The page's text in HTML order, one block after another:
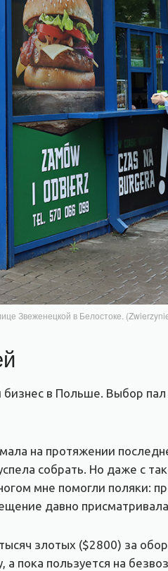
Звеженецкой в Белостоке.
в Польше. Выбор
на протяжении
собрать. Но даже с
мне помогли поляки:
давно
злотых ($2800) за
пока пользуется на